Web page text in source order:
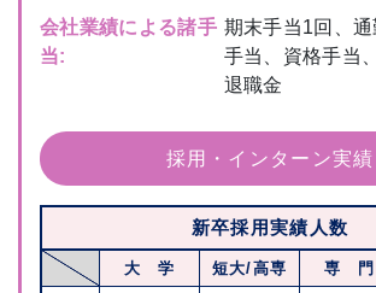
会社業績による諸手
当:
期末手当1回、
手当、資格手当
退職金
採用・インターン実績
新卒採用実績人数
大 学 短大/高専 専 門